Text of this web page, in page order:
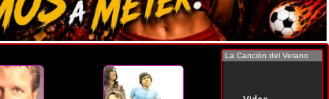
La Canción del Verano